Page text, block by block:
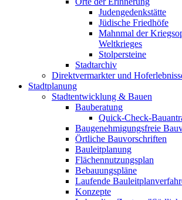
Judengedenkstätte
Jüdische Friedhöfe
Mahnmal der
Weltkrieges
Stolpersteine
Stadtarchiv
Direktvermarkter und
Stadtplanung
Stadtentwicklung & Bauen
Bauberatung
Quick-Check-
Baugenehmigungsfreie
Örtliche Bauvorschriften
Bauleitplanung
Flächennutzungsplan
Bebauungspläne
Laufende
Konzepte